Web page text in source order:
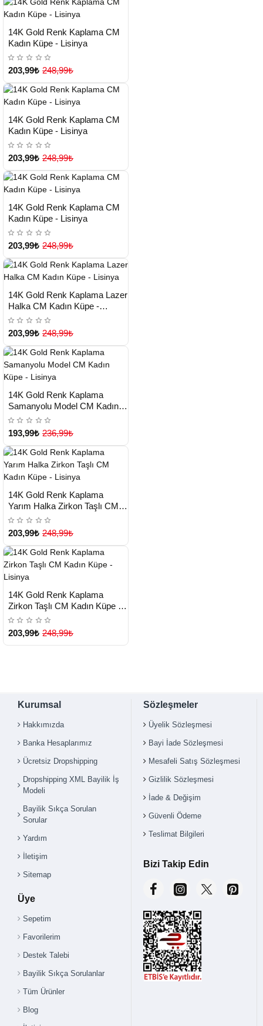
TESLİMAT
Yeni Ürün
14K Gold Renk Kaplama CM
Kadın Küpe - Lisinya
203,99₺ 248,99₺
TESLİMAT
Yeni Ürün
14K Gold Renk Kaplama CM
Kadın Küpe - Lisinya
203,99₺ 248,99₺
TESLİMAT
Yeni Ürün
14K Gold Renk Kaplama CM
Kadın Küpe - Lisinya
203,99₺ 248,99₺
TESLİMAT
Yeni Ürün
14K Gold Renk Kaplama Lazer
Halka CM Kadın Küpe -
Lisinya
203,99₺ 248,99₺
TESLİMAT
14K Gold Renk Kaplama
Samanyolu Model CM Kadın
Küpe - Lisinya
193,99₺ 236,99₺
TESLİMAT
14K Gold Renk Kaplama
Yarım Halka Zirkon Taşlı CM
Kadın Küpe - Lisinya
203,99₺ 248,99₺
TESLİMAT
14K Gold Renk Kaplama
Zirkon Taşlı CM Kadın Küpe -
Lisinya
203,99₺ 248,99₺
Kurumsal
Hakkımızda
Banka Hesaplarımız
Ücretsiz Dropshipping
Dropshipping XML Bayilik İş
Modeli
Bayilik Sıkça Sorulan
Sorular
Yardım
İletişim
Sitemap
Üye
Sepetim
Favorilerim
Destek Talebi
Bayilik Sıkça Sorulanlar
Tüm Ürünler
Blog
Sözleşmeler
Üyelik Sözleşmesi
Bayi İade Sözleşmesi
Mesafeli Satış Sözleşmesi
Gizlilik Sözleşmesi
İade & Değişim
Güvenli Ödeme
Teslimat Bilgileri
Bizi Takip Edin